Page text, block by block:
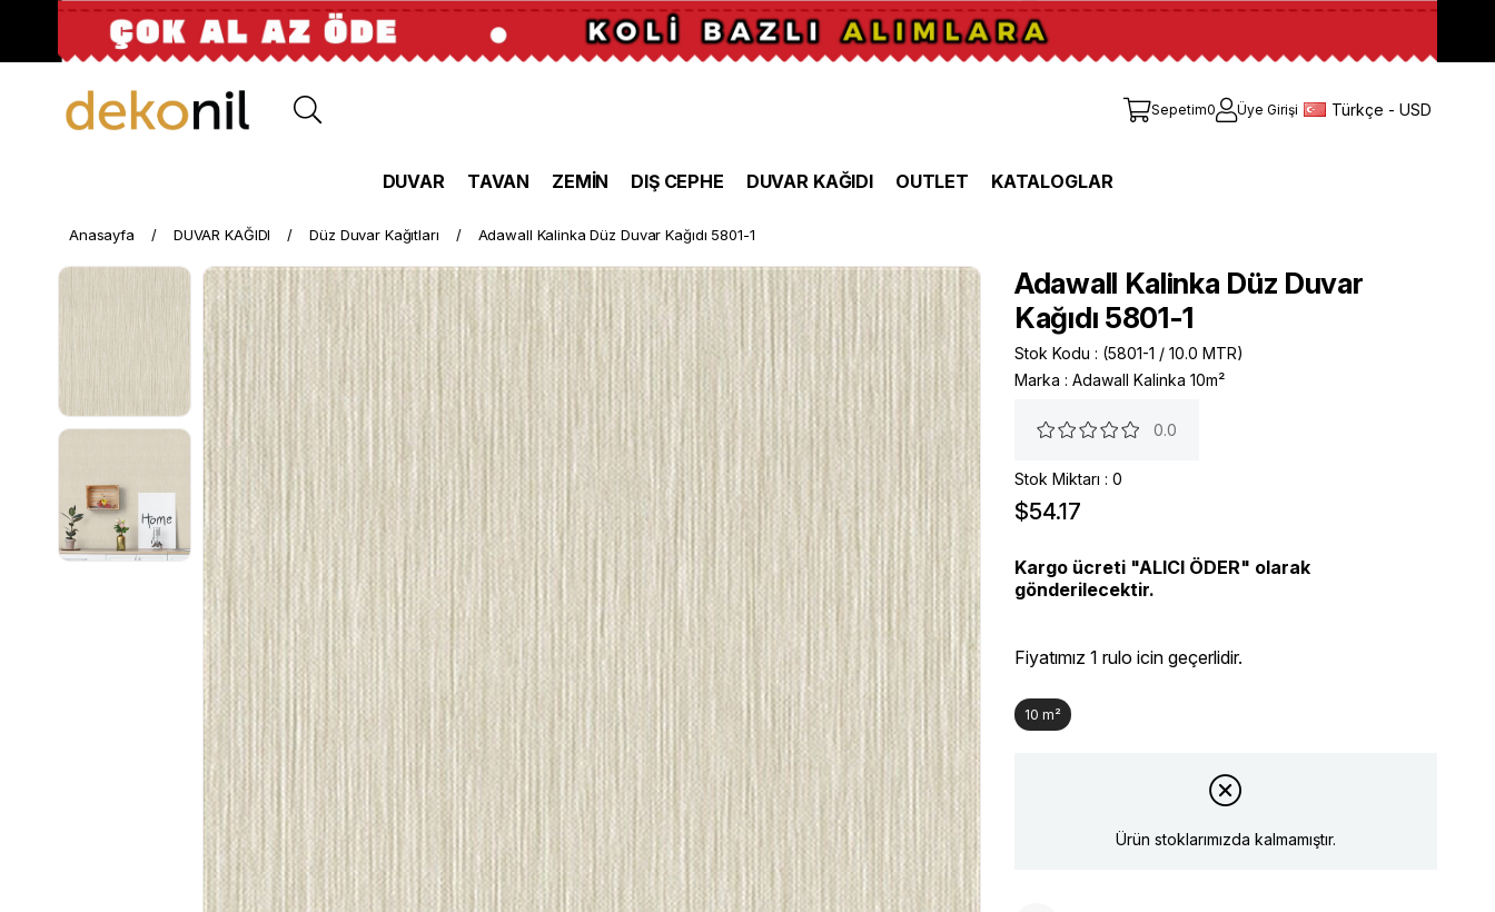
Sepetim0 Üye Girişi Türkçe - USD
DUVAR TAVAN ZEMİN DIŞ CEPHE DUVAR KAĞIDI OUTLET KATALOGLAR
Anasayfa DUVAR KAĞIDI Düz Duvar Kağıtları Adawall Kalinka Düz Duvar Kağıdı 5801-1
Adawall Kalinka Düz Duvar
Kağıdı 5801-1
Stok Kodu
(5801-1 / 10.0 MTR)
Marka : Adawall Kalinka 10m²
0.0
Stok Miktarı : 0
$54.17
Kargo ücreti "ALICI ÖDER" olarak
gönderilecektir.
Fiyatımız 1 rulo icin geçerlidir.
10 m²
Ürün stoklarımızda kalmamıştır.